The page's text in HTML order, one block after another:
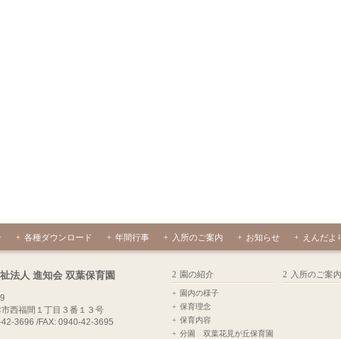
各種ダウンロード 年間行事 入所のご案内 お知らせ えんだよ
西福間１丁目３番１３号
3696 /FAX: 0940-42-3695
園の紹介
園内の様子
保育理念
保育内容
分園 双葉花見が丘保育園
入所のご案内